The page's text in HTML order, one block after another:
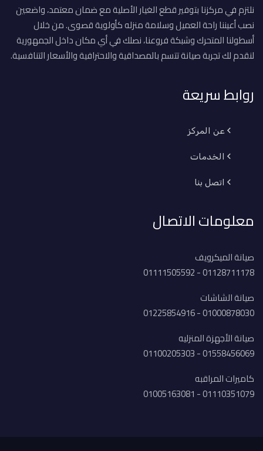
نلتزم في مركزنا بتوفير قطع الغيار الأصلية مع ضمان معتمد، واضعين
نصب أعيننا راحة العميل وسلامة منزله كأولوية قصوى. من خلال
أسطولنا المتحرك وشبكة فروعنا، نصلك في أي مكان داخل الجمهورية
لنقدم لك تجربة صيانة تتسم بالمصداقية والاحترافية والأسعار التنافسية.
روابط سريعة
عن المركز
الخدمات
اتصل بنا
معلومات الاتصال
صيانة الميكرويف
01128711178 - 01111505592
صيانة الشاشات
01000878030 - 01225854916
صيانة الأجهزة المنزليه
01558456069 - 01100205303
كاميرات المراقبه
01110351079 - 01005163081